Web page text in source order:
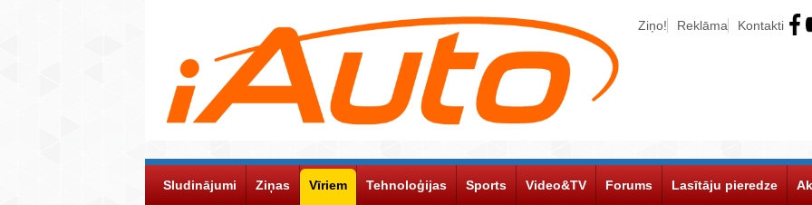
Ziņo! Reklāma Kontakti
Sludinājumi Ziņas Vīriem Tehnoloģijas Sports Video&TV Forums Lasītāju pieredze